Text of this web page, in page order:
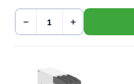
− +